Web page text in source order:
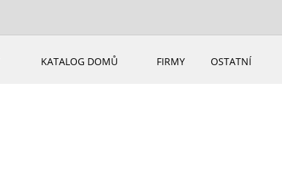
KATALOG DOMŮ FIRMY OSTATNÍ